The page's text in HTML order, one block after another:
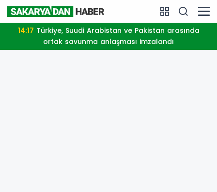
14:17
ortak savunma anlaşması imzalandı